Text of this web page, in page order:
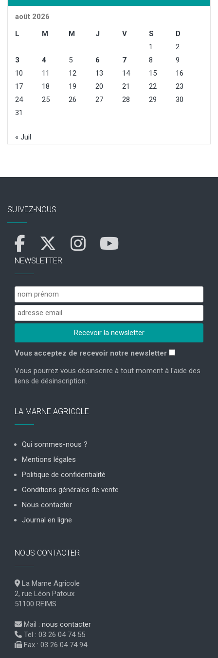
août 2026
L
M M J V S
D
1
2
3
4 5 6 7 8
9
10
11 12 13 14 15
16
17
18 19 20 21 22
23
24
25 26 27 28 29
30
31
« Juil
SUIVEZ-NOUS
NEWSLETTER
Vous acceptez de recevoir notre newsletter
Vous pourrez vous désinscrire à tout moment à l'aide des
liens de désinscription.
LA MARNE AGRICOLE
Qui sommes-nous ?
Mentions légales
Politique de confidentialité
Conditions générales de vente
Nous contacter
Journal en ligne
NOUS CONTACTER
La Marne Agricole
2, rue Léon Patoux
51100 REIMS
Mail : nous contacter
Tel : 03 26 04 74 55
Fax : 03 26 04 74 94